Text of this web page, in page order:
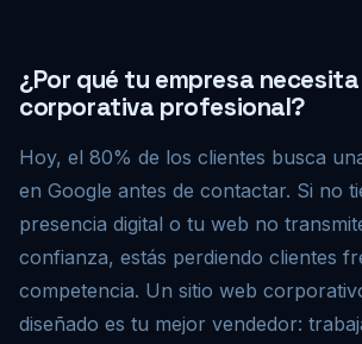
¿Por qué tu empresa
corporativa profesional?
Hoy, el 80% de los clientes busca
en Google antes de contactar. Si no
presencia digital o tu web no
confianza, estás perdiendo clientes
competencia. Un sitio web
diseñado es tu mejor vendedor: